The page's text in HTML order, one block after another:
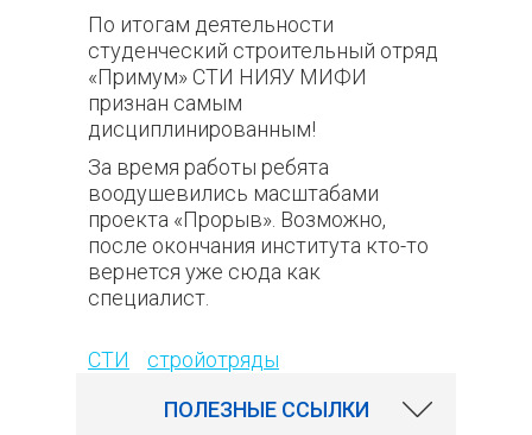
По итогам деятельности
студенческий строительный отряд
«Примум» СТИ НИЯУ МИФИ
признан самым
дисциплинированным!
За время работы ребята
воодушевились масштабами
проекта «Прорыв». Возможно,
после окончания института кто-то
вернется уже сюда как
специалист.
СТИ
стройотряды
ПОЛЕЗНЫЕ ССЫЛКИ